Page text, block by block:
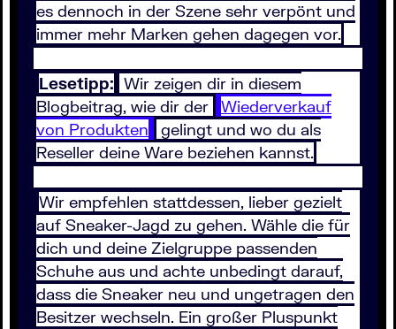
es dennoch in der Szene sehr verpönt und
immer mehr Marken gehen dagegen vor.
Lesetipp: Wir zeigen dir in diesem
Blogbeitrag, wie dir der
Wiederverkauf
von Produkten
gelingt und wo du als
Reseller deine Ware beziehen kannst.
Wir empfehlen stattdessen, lieber gezielt
auf Sneaker-Jagd zu gehen. Wähle die für
dich und deine Zielgruppe passenden
Schuhe aus und achte unbedingt darauf,
dass die Sneaker neu und ungetragen den
Besitzer wechseln. Ein großer Pluspunkt